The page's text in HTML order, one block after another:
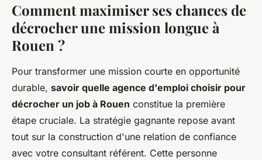
Comment maximiser ses chances de
décrocher une mission longue à
Rouen ?
Pour transformer une mission courte en opportunité
durable, savoir quelle agence d'emploi choisir pour
décrocher un job à Rouen constitue la première
étape cruciale. La stratégie gagnante repose avant
tout sur la construction d'une relation de confiance
avec votre consultant référent. Cette personne